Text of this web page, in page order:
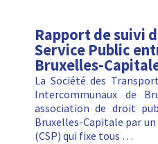
Rapport de suivi
Service Public
Bruxelles-
La Société des
Intercommunaux de
association de droit
Bruxelles-Capitale par
(CSP) qui fixe tous …